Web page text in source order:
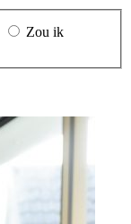
Zou ik